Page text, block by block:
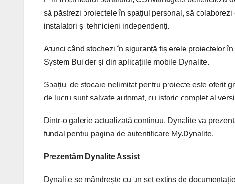
să păstrezi proiectele în spațiul personal, să
instalatori și tehnicieni independenți.
Atunci când stochezi în siguranță fișierele proiectelor
System Builder și din aplicațiile mobile Dynalite.
Spațiul de stocare nelimitat pentru proiecte este oferit
de lucru sunt salvate automat, cu istoric complet al
Dintr-o galerie actualizată continuu, Dynalite va
fundal pentru pagina de autentificare My.Dynalite.
Prezentăm Dynalite Assist
Dynalite se mândrește cu un set extins de